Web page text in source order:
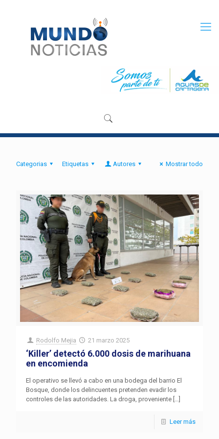
Categorias Etiquetas Autores Mostrar todo
Rodolfo Mejia 21 marzo 2025
‘Killer’ detectó 6.000 dosis de marihuana
en encomienda
El operativo se llevó a cabo en una bodega del barrio El
Bosque, donde los delincuentes pretenden evadir los
controles de las autoridades. La droga, proveniente
Leer más